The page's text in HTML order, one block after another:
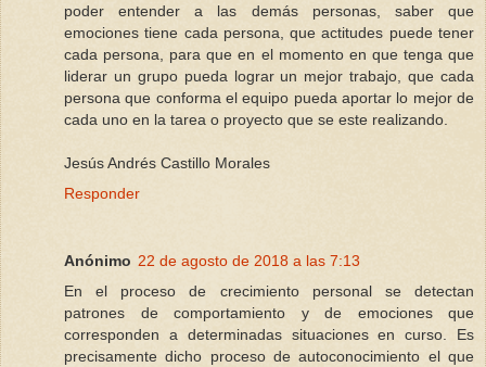
poder entender a las demás personas, saber que
emociones tiene cada persona, que actitudes puede tener
cada persona, para que en el momento en que tenga que
liderar un grupo pueda lograr un mejor trabajo, que cada
persona que conforma el equipo pueda aportar lo mejor de
cada uno en la tarea o proyecto que se este realizando.
Jesús Andrés Castillo Morales
Responder
Anónimo 22 de agosto de 2018 a las 7:13
En el proceso de crecimiento personal se detectan
patrones de comportamiento y de emociones que
corresponden a determinadas situaciones en curso. Es
precisamente dicho proceso de autoconocimiento el que